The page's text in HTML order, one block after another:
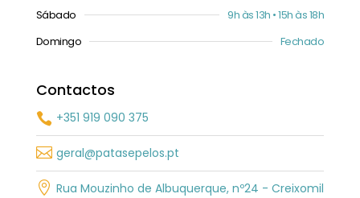
Sábado
9h às 13h • 15h às 18h
Domingo
Fechado
Contactos
 +351 919 090 375
 geral@patasepelos.pt
 Rua Mouzinho de Albuquerque, nº24 - Creixomil